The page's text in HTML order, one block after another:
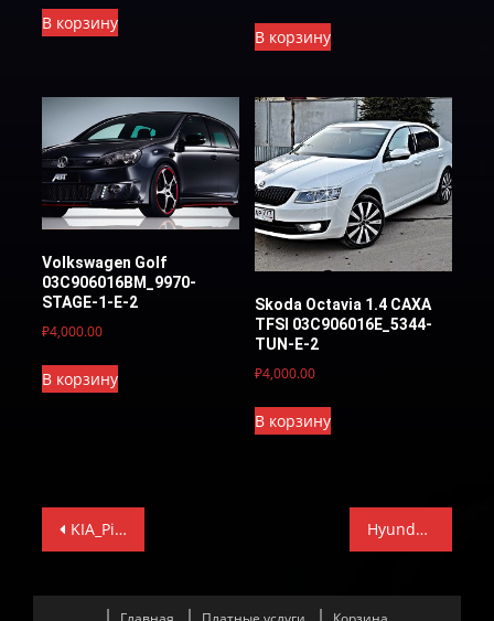
В корзину
В корзину
Volkswagen Golf
03C906016BM_9970-
STAGE-1-E-2
₽4,000.00
В корзину
Skoda Octavia 1.4 САХА
TFSI 03C906016E_5344-
TUN-E-2
₽4,000.00
В корзину
Навигация
KIA_Picanto_MJA-1R512Q069A0A-Е-2 Hyundai I30 1.6 GTPD-HD-4FS02H03-STAGE_1-E-2